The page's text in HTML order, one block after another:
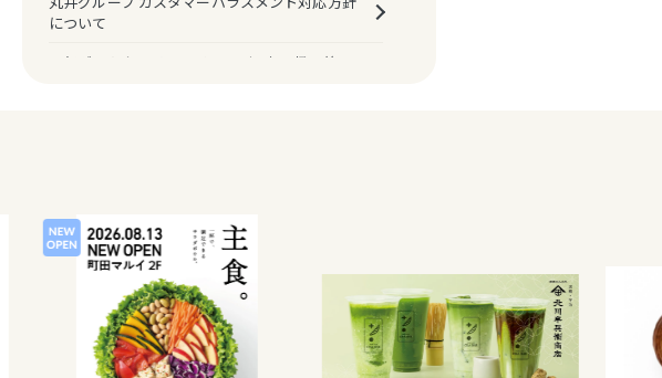
について
一部ギフトカードマルイ・モディお取扱い終了
エポスカード優待割引・加算ポイント レシート
表記の廃止について
海外からのお客さま向け各提携カード等割引中
止について
マルイのネット通販「マルイウェブチャネル」
はこちら